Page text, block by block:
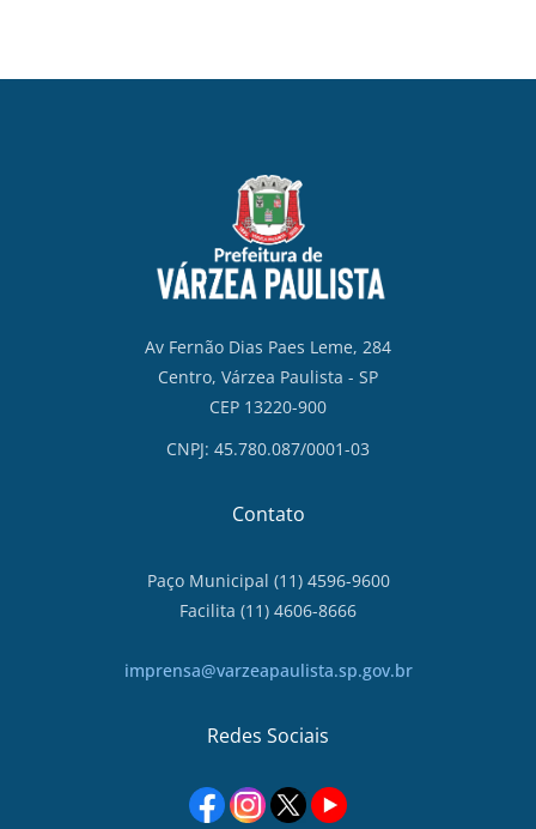
Av Fernão Dias Paes Leme, 284
Centro, Várzea Paulista - SP
CEP 13220-900
CNPJ: 45.780.087/0001-03
Contato
Paço Municipal (11) 4596-9600
Facilita (11) 4606-8666
imprensa@varzeapaulista.sp.gov.br
Redes Sociais